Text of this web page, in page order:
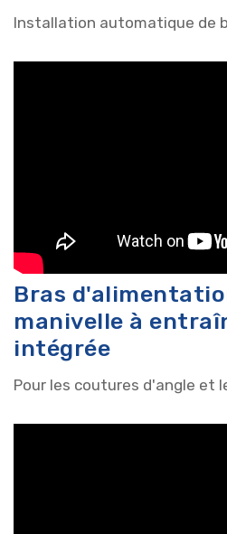
Installation automatique de
Bras
manivelle à
intégrée
Pour les coutures d'angle et